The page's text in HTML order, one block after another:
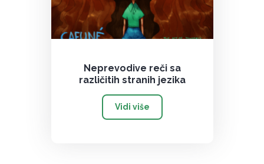
Neprevodive reči sa
različitih stranih jezika
Vidi više